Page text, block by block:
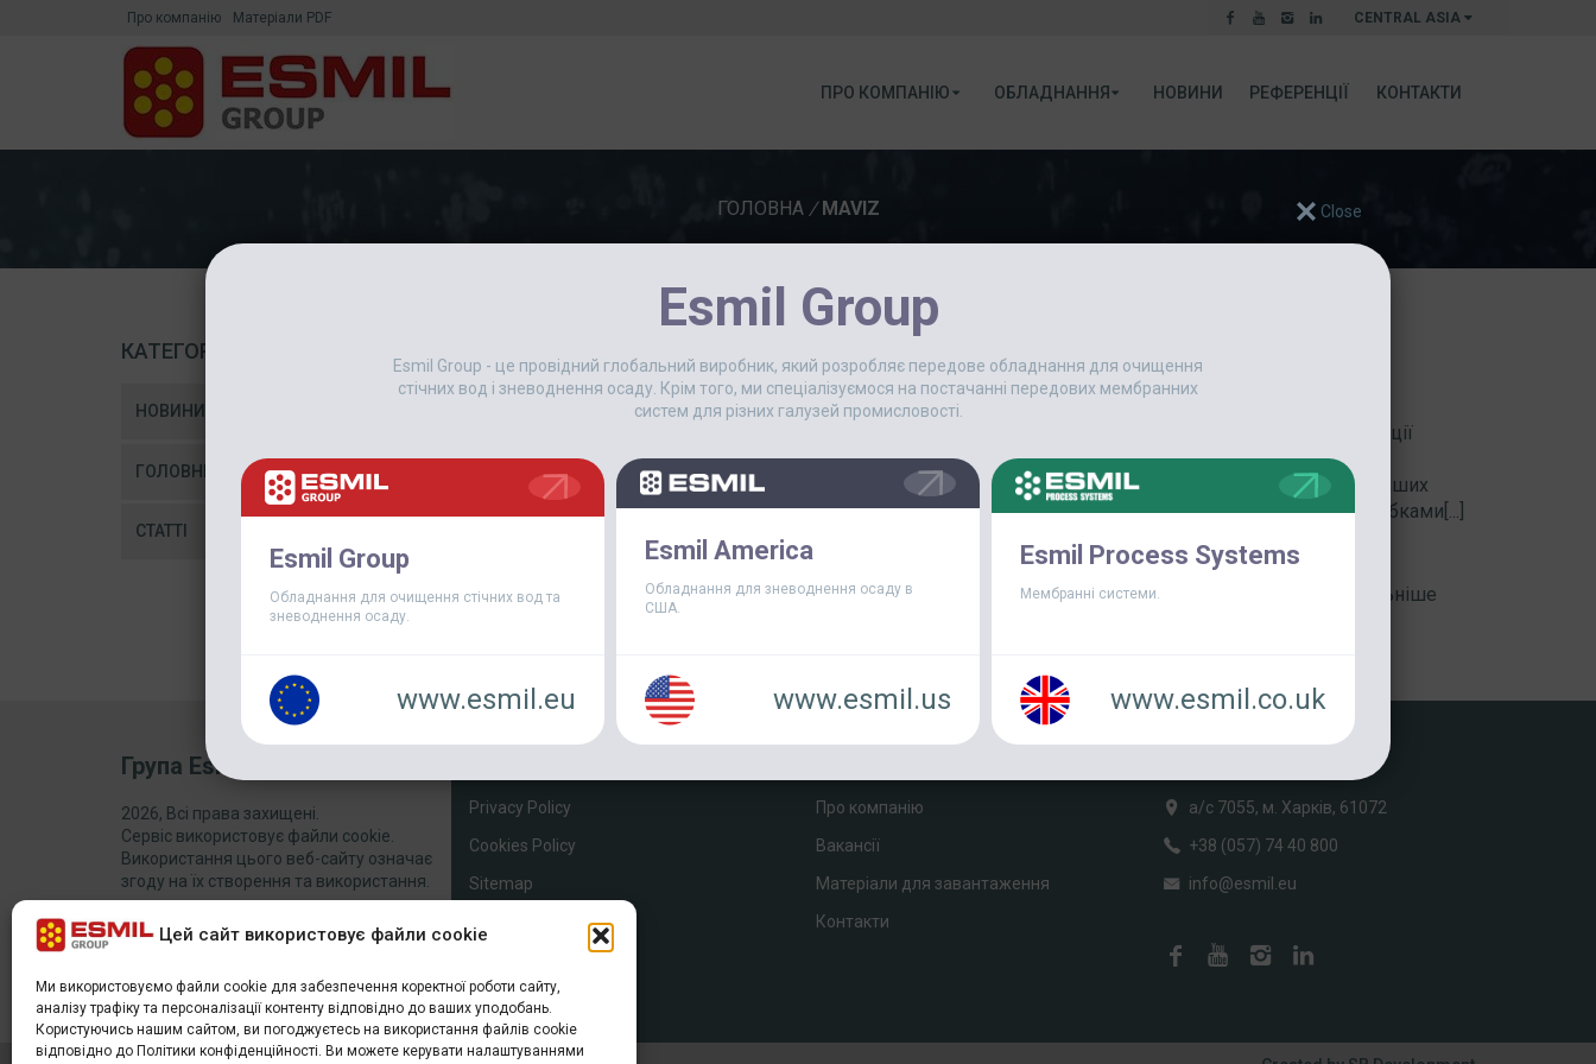
Цей сайт використовує файли cookie
Ми використовуємо файли cookie для забезпечення коректної роботи сайту,
аналізу трафіку та персоналізації контенту відповідно до ваших уподобань.
Користуючись нашим сайтом, ви погоджуєтесь на використання файлів cookie
відповідно до Політики конфіденційності. Ви можете керувати налаштуваннями
Про компанію Матеріали PDF CENTRAL ASIA
ПРО КОМПАНІЮ ОБЛАДНАННЯ НОВИНИ РЕФЕРЕНЦІЇ КОНТАКТИ
ГОЛОВНА/MAVIZ
ПРОМИСЛОВА ГРУПА ESMIL СТАЛА ЧЛЕНОМ MAVIZ​
Нещодавно Промислова група ESMIL стала членом Угорської асоціації
водопостачання та водовідведення MaViz. Це дало нам унікальну
можливість ділитися власним досвідом, вивчати успішні доробки інших
компаній та бути обізнаним з найновітнішими технологічними розробками[...]
Детальніше
КАТЕГОРІЇ
НОВИНИ
ГОЛОВНІ НОВИНИ
СТАТТІ
Група Esmil
2026, Всі права захищені.
Сервіс використовує файли cookie.
Використання цього веб-сайту означає
згоду на їх створення та використання.
Privacy Policy
Cookies Policy
Sitemap
Про компанію
Вакансії
Матеріали для завантаження
Контакти
а/с 7055, м. Харків, 61072
+38 (057) 74 40 800
info@esmil.eu
Esmil Group
Esmil Group - це провідний глобальний виробник, який розробляє передове обладнання для очищення
стічних вод і зневоднення осаду. Крім того, ми спеціалізуємося на постачанні передових мембранних
систем для різних галузей промисловості.
Esmil Group
Обладнання для очищення стічних вод та
зневоднення осаду.
www.esmil.eu
Esmil America
Обладнання для зневоднення осаду в
США.
www.esmil.us
Esmil Process Systems
Мембранні системи.
www.esmil.co.uk